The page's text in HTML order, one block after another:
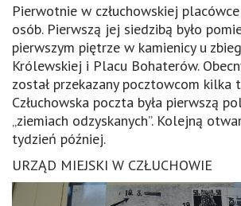
Pierwotnie w człuchowskiej
osób. Pierwszą jej siedzibą było
pierwszym piętrze w kamienicy u
Królewskiej i Placu Bohaterów.
został przekazany pocztowcom kilka
Człuchowska poczta była pierwszą
„ziemiach odzyskanych”. Kolejną
tydzień później.
URZĄD MIEJSKI W CZŁUCHOWIE